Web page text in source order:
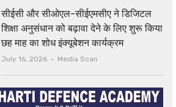
सीईसी और सीओएल-सीईएमसीए ने डिजिटल
शिक्षा अनुसंधान को बढ़ावा देने के लिए शुरू किया
छह माह का शोध इंक्यूबेशन कार्यक्रम
July 16, 2026 Author
Media Scan